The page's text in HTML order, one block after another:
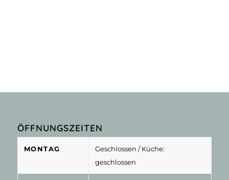
ÖFFNUNGSZEITEN
MONTAG Geschlossen / Küche:
geschlossen